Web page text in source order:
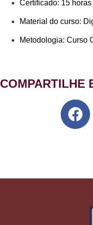
Certificado: 15 horas
Material do curso:
Metodologia: Curso
COMPARTILHE